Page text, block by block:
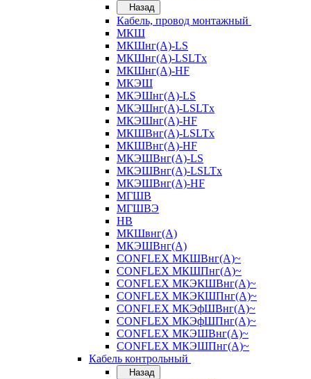
Назад
Кабель, провод монтажный
МКШ
МКШнг(А)-LS
МКШнг(А)-LSLTx
МКШнг(А)-HF
МКЭШ
МКЭШнг(А)-LS
МКЭШнг(А)-LSLTx
МКЭШнг(А)-HF
МКШВнг(A)-LSLTx
МКШВнг(А)-HF
МКЭШВнг(А)-LS
МКЭШВнг(A)-LSLTx
МКЭШВнг(А)-HF
МГШВ
МГШВЭ
НВ
МКШвнг(А)
МКЭШВнг(А)
CONFLEX МКШВнг(А)~
CONFLEX МКШПнг(А)~
CONFLEX МКЭКШВнг(А)~
CONFLEX МКЭКШПнг(А)~
CONFLEX МКЭфШВнг(А)~
CONFLEX МКЭфШПнг(А)~
CONFLEX МКЭШВнг(А)~
CONFLEX МКЭШПнг(А)~
Кабель контрольный
Назад